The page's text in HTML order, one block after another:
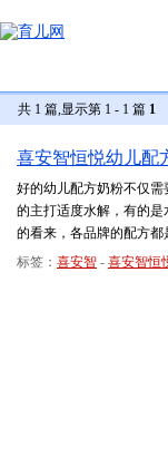
共 1 篇,显示第 1 - 1 篇 1
喜安智恒悦幼儿配
好的幼儿配方奶粉不仅
的主打适度水解，有的
的看来，各品牌的配方
标签： 喜安智 - 喜安智恒